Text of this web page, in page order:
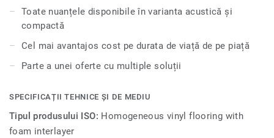
Toate nuanțele disponibile în varianta acustică și
compactă
Cel mai avantajos cost pe durata de viață de pe piață
Parte a unei oferte cu multiple soluții
SPECIFICAȚII TEHNICE ȘI DE MEDIU
Tipul produsului ISO: Homogeneous vinyl flooring with
foam interlayer